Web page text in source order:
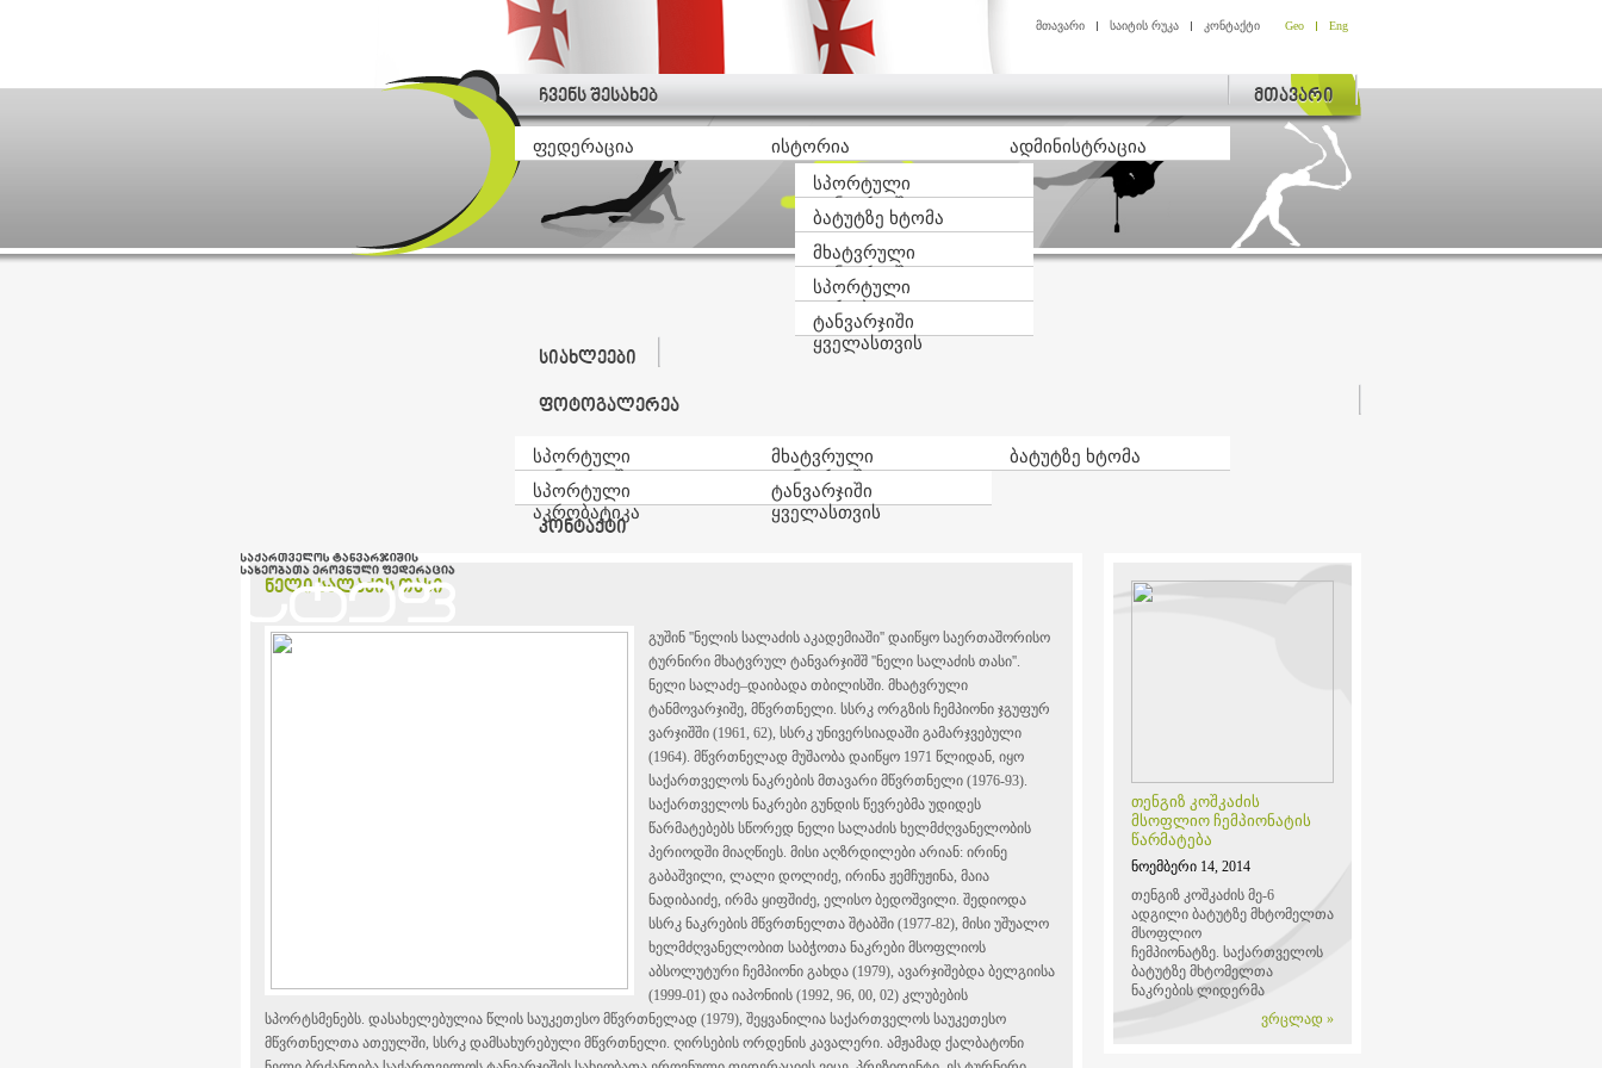
მთავარი საიტის რუკა კონტაქტი Geo Eng
ჩვენს შესახებ
ფედერაცია
ისტორია
სპორტული
ტანვარჯიში
ბატუტზე ხტომა
მხატვრული
ტანვარჯიში
სპორტული
აკრობატიკა
ტანვარჯიში
ყველასთვის
ადმინისტრაცია
მთავარი
სიახლეები
ფოტოგალერეა
სპორტული
ტანვარჯიში
მხატვრული
ტანვარჯიში
ბატუტზე ხტომა
სპორტული
აკრობატიკა
ტანვარჯიში
ყველასთვის
კონტაქტი
ნელი სალაძის თასი
გუშინ ''ნელის სალაძის აკადემიაში'' დაიწყო საერთაშორისო
ტურნირი მხატვრულ ტანვარჯიშშ ''ნელი სალაძის თასი''.
ნელი სალაძე–დაიბადა თბილისში. მხატვრული
ტანმოვარჯიშე, მწვრთნელი. სსრკ ორგზის ჩემპიონი ჯგუფურ
ვარჯიშში (1961, 62), სსრკ უნივერსიადაში გამარჯვებული
(1964). მწვრთნელად მუშაობა დაიწყო 1971 წლიდან, იყო
საქართველოს ნაკრების მთავარი მწვრთნელი (1976-93).
საქართველოს ნაკრები გუნდის წევრებმა უდიდეს
წარმატებებს სწორედ ნელი სალაძის ხელმძღვანელობის
პერიოდში მიაღწიეს. მისი აღზრდილები არიან: ირინე
გაბაშვილი, ლალი დოლიძე, ირინა ჟემჩუჟინა, მაია
ნადიბაიძე, ირმა ყიფშიძე, ელისო ბედოშვილი. შედიოდა
სსრკ ნაკრების მწვრთნელთა შტაბში (1977-82), მისი უშუალო
ხელმძღვანელობით საბჭოთა ნაკრები მსოფლიოს
აბსოლუტური ჩემპიონი გახდა (1979), ავარჯიშებდა ბელგიისა
(1999-01) და იაპონიის (1992, 96, 00, 02) კლუბების
სპორტსმენებს. დასახელებულია წლის საუკეთესო მწვრთნელად (1979), შეყვანილია საქართველოს საუკეთესო
მწვრთნელთა ათეულში, სსრკ დამსახურებული მწვრთნელი. ღირსების ორდენის კავალერი. ამჟამად ქალბატონი
თენგიზ კოშკაძის
მსოფლიო ჩემპიონატის
წარმატება
ნოემბერი 14, 2014
თენგიზ კოშკაძის მე-6
ადგილი ბატუტზე მხტომელთა
მსოფლიო
ჩემპიონატზე. საქართველოს
ბატუტზე მხტომელთა
ნაკრების ლიდერმა
ვრცლად »